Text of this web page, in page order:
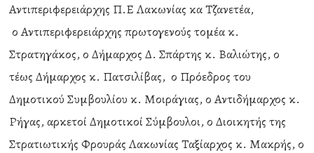
Αντιπεριφερειάρχης Π.Ε Λακωνίας κα Τζανετέα,
ο Αντιπεριφερειάρχης πρωτογενούς τομέα κ.
Στρατηγάκος, ο Δήμαρχος Δ. Σπάρτης κ. Βαλιώτης, ο
τέως Δήμαρχος κ. Πατσιλίβας, ο Πρόεδρος του
Δημοτικού Συμβουλίου κ. Μοιράγιας, ο Αντιδήμαρχος κ.
Ρήγας, αρκετοί Δημοτικοί Σύμβουλοι, ο Διοικητής της
Στρατιωτικής Φρουράς Λακωνίας Ταξίαρχος κ. Μακρής, ο